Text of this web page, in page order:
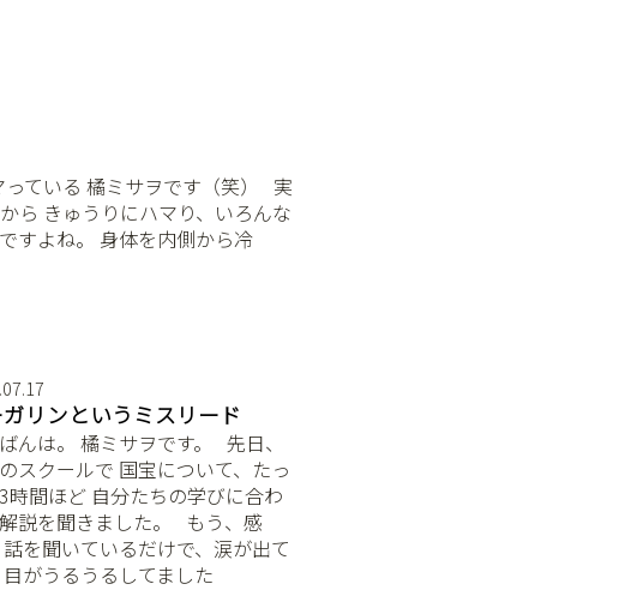
ている 橘ミサヲです（笑） ⁡ ⁡ 実
ら きゅうりにハマり、いろんな
すよね。 身体を内側から冷
リンというミスリード
んは。 橘ミサヲです。 ⁡ ⁡ 先日、
スクールで 国宝について、たっ
時間ほど 自分たちの学びに合わ
説を聞きました。 ⁡ ⁡ もう、感
を聞いているだけで、涙が出て
がうるうるしてました